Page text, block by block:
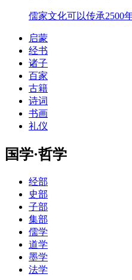
儒家文化可以传承2500
启蒙
经书
诸子
百家
古籍
诗词
书画
礼仪
国学·哲学
经部
史部
子部
集部
儒学
道学
墨学
法学